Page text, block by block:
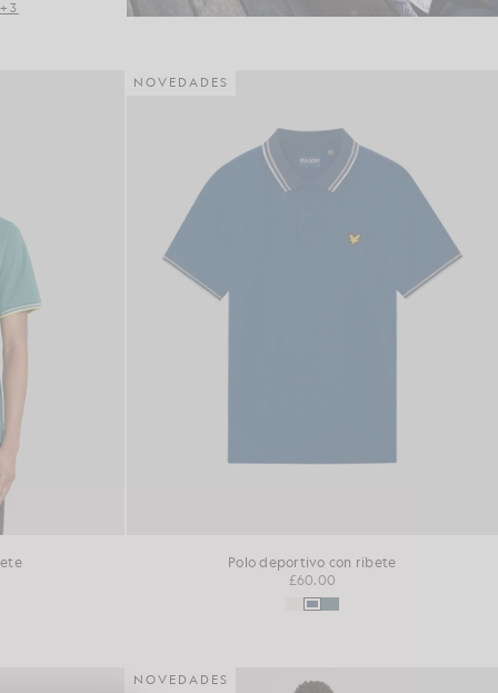
+3
NOVEDADES
Polo deportivo con ribete
£60.00
NOVEDADES